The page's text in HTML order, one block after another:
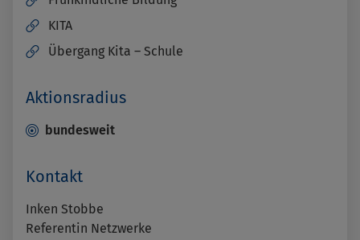
KITA
Übergang Kita – Schule
Aktionsradius
bundesweit
Kontakt
Inken Stobbe
Referentin Netzwerke